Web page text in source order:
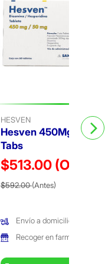
HESVEN
Hesven 450Mg/50Mg
Tabs
$513.00 (Oferta)
Precio reducido de
$592.00(Antes)
Envío a domicilio
Recoger en farmacia